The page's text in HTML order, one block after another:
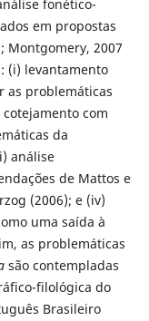
fonético-
em propostas
Montgomery, 2007
(i) levantamento
as problemáticas
com
da
análise
de Mattos e
(2006); e (iv)
uma saída à
as problemáticas
são contempladas
filológica do
Brasileiro